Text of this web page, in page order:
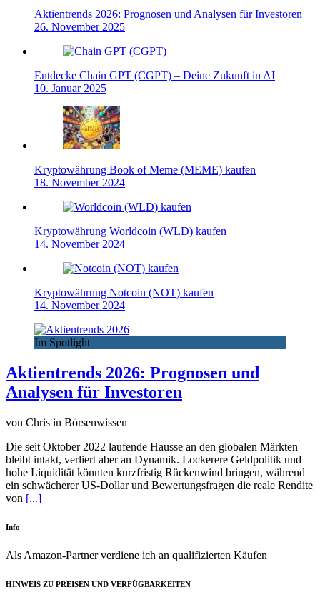
Aktientrends 2026: Prognosen und Analysen für Investoren
26. November 2025
Entdecke Chain GPT (CGPT) – Deine Zukunft in AI
10. Januar 2025
Kryptowährung Book of Meme (MEME) kaufen
18. November 2024
Kryptowährung Worldcoin (WLD) kaufen
14. November 2024
Kryptowährung Notcoin (NOT) kaufen
14. November 2024
Im Spotlight
Aktientrends 2026: Prognosen und
Analysen für Investoren
von Chris in Börsenwissen
Die seit Oktober 2022 laufende Hausse an den globalen Märkten
bleibt intakt, verliert aber an Dynamik. Lockerere Geldpolitik und
hohe Liquidität könnten kurzfristig Rückenwind bringen, während
ein schwächerer US-Dollar und Bewertungsfragen die reale Rendite
von [...]
Info
Als Amazon-Partner verdiene ich an qualifizierten Käufen
HINWEIS ZU PREISEN UND VERFÜGBARKEITEN